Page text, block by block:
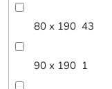
80 x 190 43
90 x 190 1